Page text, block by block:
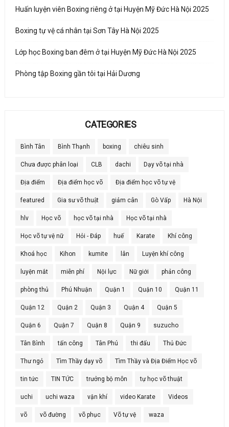
Huấn luyện viên Boxing riêng ở tại Huyện Mỹ Đức Hà Nội 2025
Boxing tự vệ cá nhân tại Sơn Tây Hà Nội 2025
Lớp học Boxing ban đêm ở tại Huyện Mỹ Đức Hà Nội 2025
Phòng tập Boxing gần tôi tại Hải Dương
CATEGORIES
Bình Tân Bình Thạnh boxing chiêu sinh
Chưa được phân loại CLB dachi Dạy võ tại nhà
Địa điểm Địa điểm học võ Địa điểm học võ tự vệ
featured Gia sư võ thuật giảm cân Gò Vấp Hà Nội
hlv Học võ học võ tại nhà Học võ tại nhà
Học võ tự vệ nữ Hỏi - Đáp huế Karate Khí công
Khoá học Kihon kumite lân Luyện khí công
luyện mắt miễn phí Nội lực Nữ giới phản công
phòng thủ Phú Nhuận Quận 1 Quận 10 Quận 11
Quận 12 Quận 2 Quận 3 Quận 4 Quận 5
Quận 6 Quận 7 Quận 8 Quận 9 suzucho
Tân Bình tấn công Tân Phú thi đấu Thủ Đức
Thư ngỏ Tìm Thầy dạy võ Tìm Thầy và Địa Điểm Học võ
tin tức TIN TỨC trưởng bộ môn tự học võ thuật
uchi uchi waza vận khí video Karate Videos
võ võ đường võ phục Võ tự vệ waza